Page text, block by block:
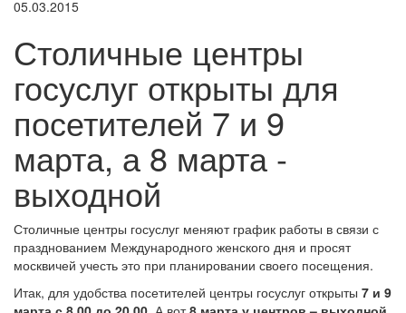
05.03.2015
Столичные центры
госуслуг открыты для
посетителей 7 и 9
марта, а 8 марта -
выходной
Столичные центры госуслуг меняют график работы в связи с
празднованием Международного женского дня и просят
москвичей учесть это при планировании своего посещения.
Итак, для удобства посетителей центры госуслуг открыты 7 и 9